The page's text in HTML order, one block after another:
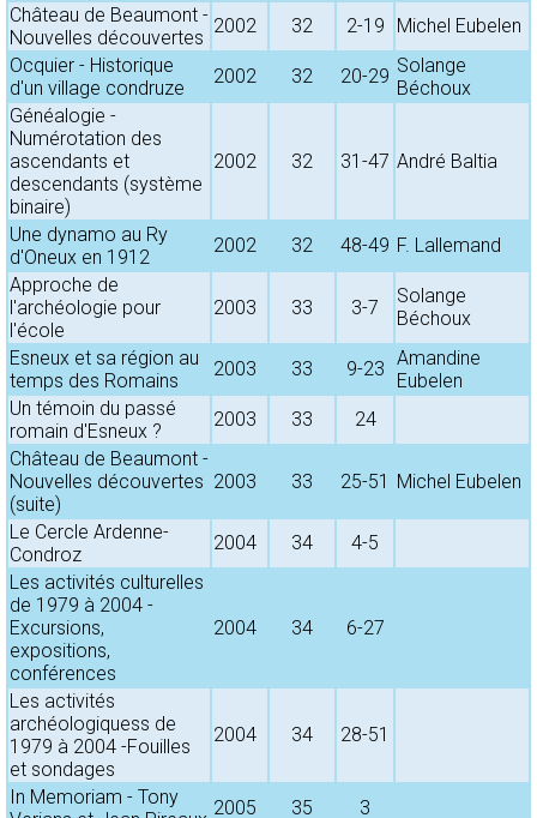
Château de Beaumont -
Nouvelles découvertes
2002 32 2-19
Michel Eubelen
Ocquier - Historique
d'un village condruze
2002 32 20-29 Solange
Béchoux
Généalogie -
Numérotation des
ascendants et
descendants (système
binaire)
2002 32 31-47 André Baltia
Une dynamo au Ry
d'Oneux en 1912
2002 32 48-49 F. Lallemand
Approche de
l'archéologie pour
l'école
2003 33 3-7
Solange
Béchoux
Esneux et sa région au
temps des Romains
2003 33 9-23 Amandine
Eubelen
Un témoin du passé
romain d'Esneux ?
2003 33
24
Château de Beaumont -
Nouvelles découvertes
(suite)
2003 33 25-51 Michel Eubelen
Le Cercle Ardenne-
Condroz
2004 34
4-5
Les activités culturelles
de 1979 à 2004 -
Excursions,
expositions,
conférences
2004 34 6-27
Les activités
archéologiquess de
1979 à 2004 -Fouilles
et sondages
2004 34 28-51
In Memoriam - Tony
2005 35
3